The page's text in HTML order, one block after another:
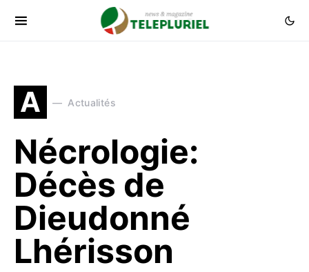
A Actualités
Nécrologie:
Décès de
Dieudonné
Lhérisson